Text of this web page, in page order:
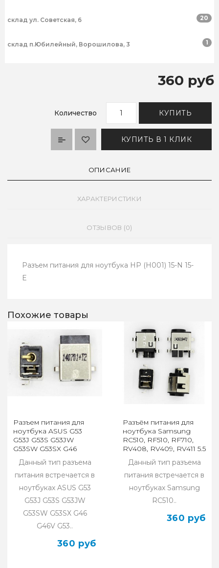
склад ул. Советская, 6 20
склад п.Юбилейный, Ворошилова, 3 1
360 руб
Количество КУПИТЬ
КУПИТЬ В 1 КЛИК
ОПИСАНИЕ
ХАРАКТЕРИСТИКИ
ОТЗЫВОВ (0)
Разъем питания для ноутбука HP (H001) 15-N 15-
E
Похожие товары
Разъем питания для
ноутбука ASUS G53
G53J G53S G53JW
G53SW G53SX G46
G46V G53JW
Данный тип разъема
питания встречается в
ноутбуках ASUS G53
G53J G53S G53JW
G53SW G53SX G46
G46V G53..
360 руб
Разъём питания для
ноутбука Samsung
RC510, RF510, RF710,
RV408, RV409, RV411 5.5
*1.0 DC-81
Данный тип разъема
питания встречается в
ноутбуках Samsung
RC510..
360 руб